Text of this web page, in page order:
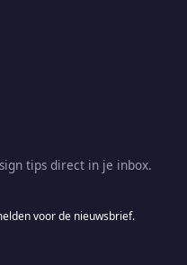
tips direct in je inbox.
voor de nieuwsbrief.